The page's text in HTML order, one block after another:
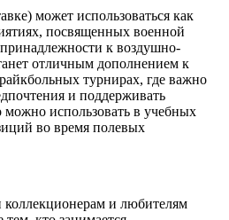
может использоваться как
посвященных военной
к воздушно-
отличным дополнением к
турнирах, где важно
и поддерживать
использовать в учебных
во время полевых
коллекционерам и любителям